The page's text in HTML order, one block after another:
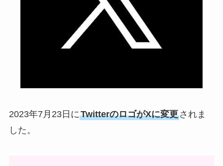
2023年7月23日にTwitterのロゴがXに変更されま
した。